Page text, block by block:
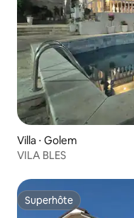
Villa ⋅ Golem
VILA BLES
Superhôte
Superhôte